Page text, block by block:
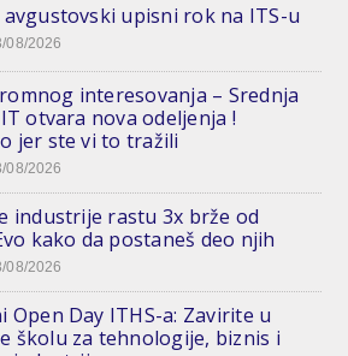
avgustovski upisni rok na ITS-u
08/2026
interesovanja – Srednja
otvara nova odeljenja !
jer ste vi to tražili
08/2026
industrije rastu 3x brže od
kako da postaneš deo njih
08/2026
Open Day ITHS-a: Zavirite u
školu za tehnologije, biznis i